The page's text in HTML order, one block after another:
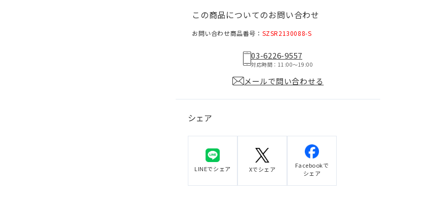
この商品についてのお問い合わせ
お問い合わせ商品番号： SZSR2130088-S
03-6226-9557
対応時間：11:00〜19:00
メールで問い合わせる
シェア
LINEでシェア Xでシェア
Facebookで
シェア